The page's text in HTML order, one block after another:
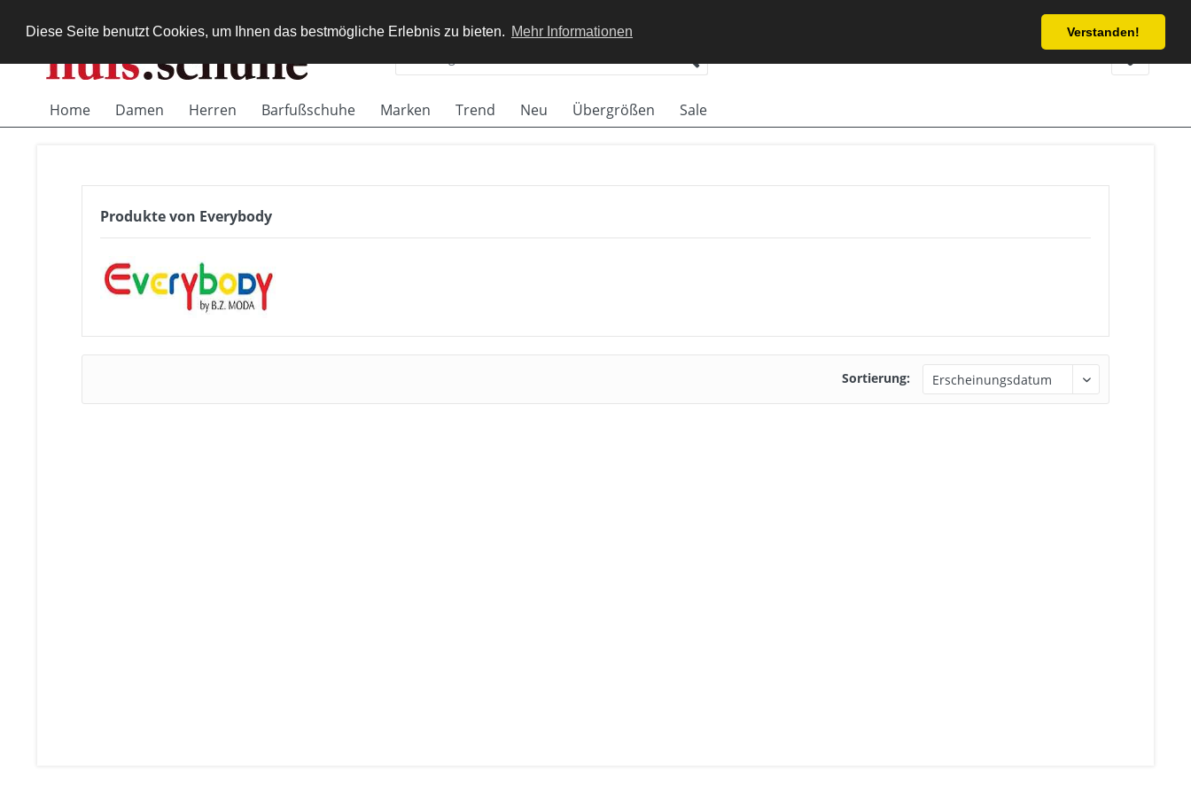
Diese Seite benutzt Cookies, um Ihnen das bestmögliche Erlebnis zu bieten. Mehr Informationen Verstanden!
Service/Hilfe
Home Damen Herren Barfußschuhe Marken Trend Neu Übergrößen Sale
Produkte von Everybody
Sortierung: